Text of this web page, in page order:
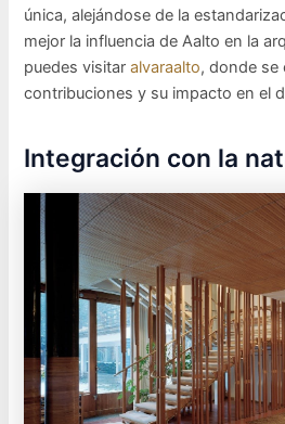
única, alejándose de la
mejor la influencia de Aalto en la
puedes visitaralvaraalto, donde se
contribuciones y su impacto en el
Integración con la